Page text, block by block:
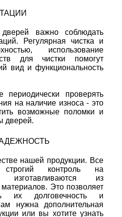
важно соблюдать
Регулярная чистка и
использование
для чистки помогут
вид и функциональность
периодически проверять
на наличие износа - это
возможные поломки и
дверей.
нашей продукции. Все
контроль на
из
Это позволяет
их долговечность и
нужна дополнительная
или вы хотите узнать